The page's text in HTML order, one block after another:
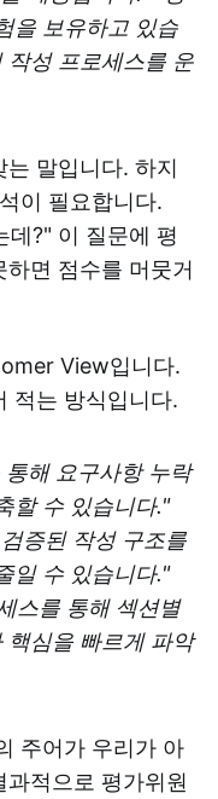
을 보유하고 있습
작성 프로세스를 운
말입니다. 하지
이 필요합니다.
데?" 이 질문에 평
면 점수를 머뭇거
View입니다.
적는 방식입니다.
해 요구사항 누락
할 수 있습니다."
증된 작성 구조를
일 수 있습니다."
스를 통해 섹션별
핵심을 빠르게 파악
주어가 우리가 아
적으로 평가위원